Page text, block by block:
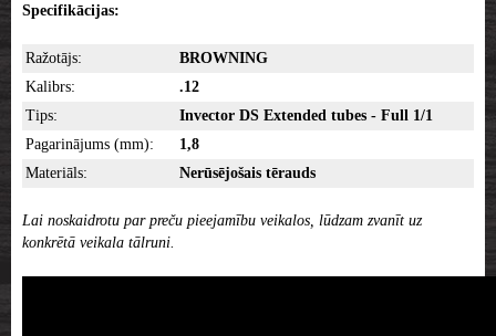
Specifikācijas:
Ražotājs:
BROWNING
Kalibrs:
.12
Tips:
Invector DS Extended tubes - Full 1/1
Pagarinājums (mm):
1,8
Materiāls:
Nerūsējošais tērauds
Lai noskaidrotu par preču pieejamību veikalos, lūdzam zvanīt uz
konkrētā veikala tālruni.